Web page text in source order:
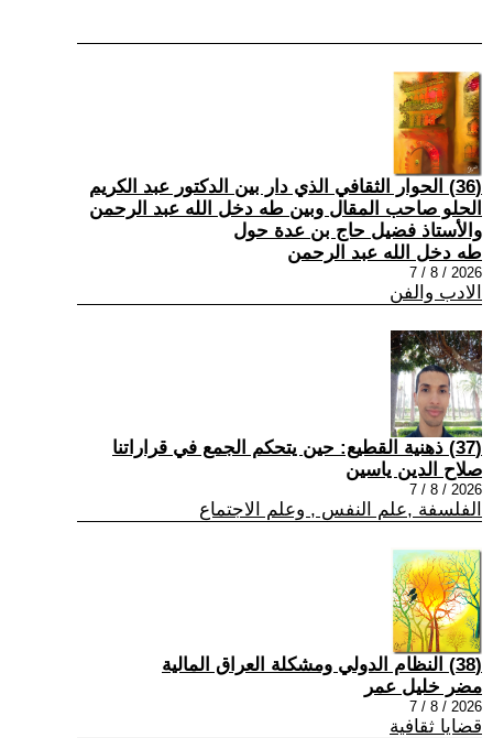
(36) الحوار الثقافي الذي دار بين الدكتور عبد الكريم
الحلو صاحب المقال وبين طه دخل الله عبد الرحمن
والأستاذ فضيل حاج بن عدة حول
طه دخل الله عبد الرحمن
2026 / 8 / 7
الادب والفن
(37) ذهنية القطيع: حين يتحكم الجمع في قراراتنا
صلاح الدين ياسين
2026 / 8 / 7
الفلسفة ,علم النفس , وعلم الاجتماع
(38) النظام الدولي ومشكلة العراق المالية
مضر خليل عمر
2026 / 8 / 7
قضايا ثقافية